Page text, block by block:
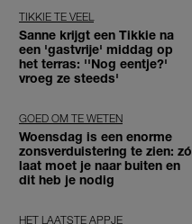
TIKKIE TE VEEL
Sanne krijgt een Tikkie na
een 'gastvrije' middag op
het terras: ''Nog eentje?'
vroeg ze steeds'
GOED OM TE WETEN
Woensdag is een enorme
zonsverduistering te zien: zó
laat moet je naar buiten en
dit heb je nodig
HET LAATSTE APPJE